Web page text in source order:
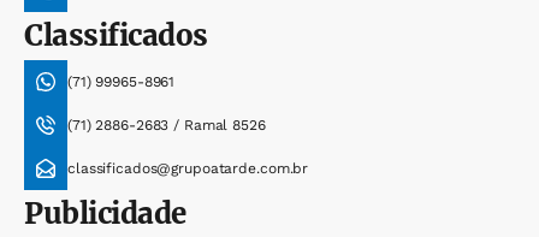
Classificados
(71) 99965-8961
(71) 2886-2683 / Ramal 8526
classificados@grupoatarde.com.br
Publicidade